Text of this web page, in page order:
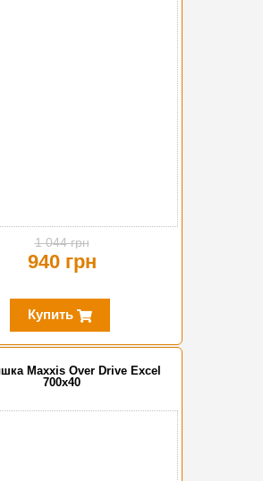
1 044 грн
940 грн
Купить
Maxxis Over Drive Excel
700x40